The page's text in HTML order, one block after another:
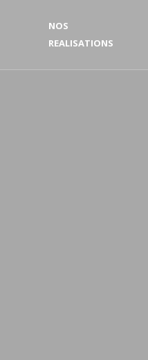
NOS
REALISATIONS